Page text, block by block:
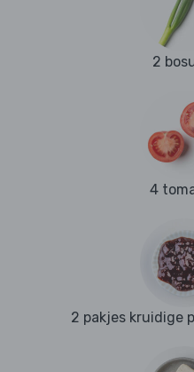
2
4
2 pakjes kruidige